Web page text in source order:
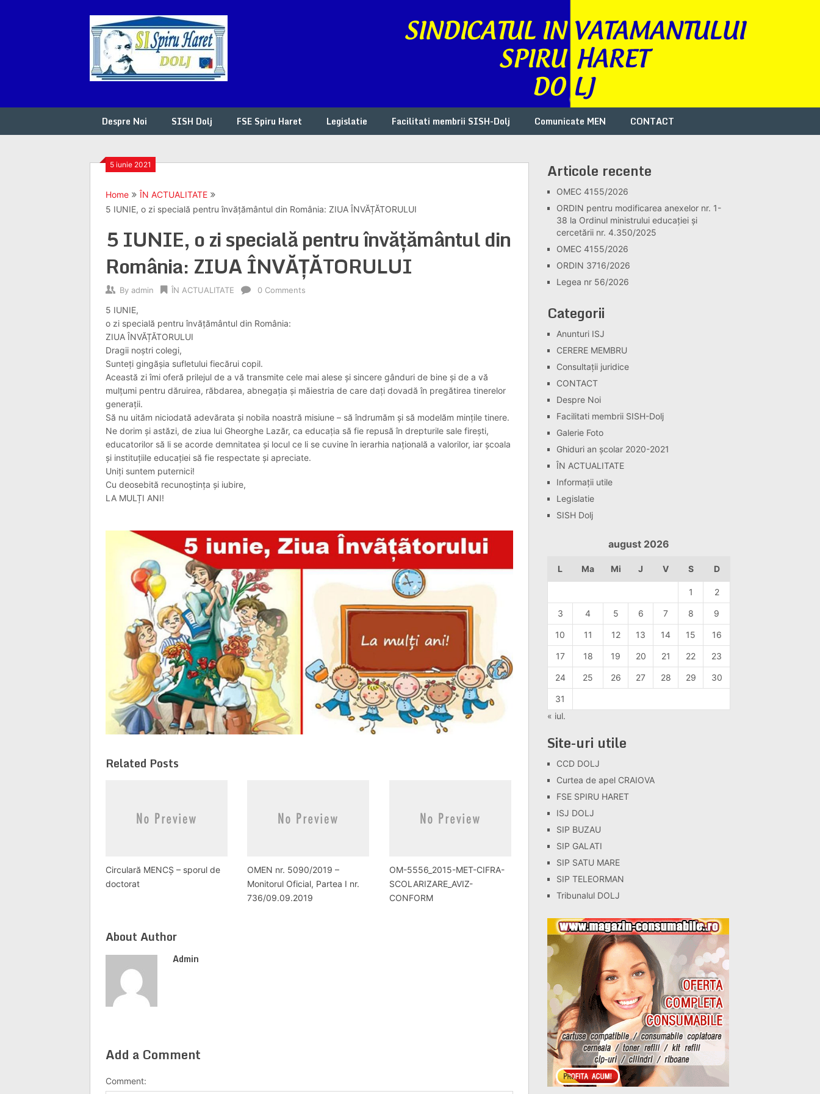
Despre Noi SISH Dolj FSE Spiru Haret Legislatie Facilitati membrii SISH-Dolj Comunicate MEN CONTACT
5 iunie 2021
Home
ÎN ACTUALITATE
5 IUNIE, o zi specială pentru învățământul din România: ZIUA ÎNVĂȚĂTORULUI
5 IUNIE, o zi specială pentru învățământul din
România: ZIUA ÎNVĂȚĂTORULUI
By admin ÎN ACTUALITATE 0 Comments
5 IUNIE,
o zi specială pentru învățământul din România:
ZIUA ÎNVĂȚĂTORULUI
Dragii noștri colegi,
Sunteți gingășia sufletului fiecărui copil.
Această zi îmi oferă prilejul de a vă transmite cele mai alese și sincere gânduri de bine și de a vă
mulțumi pentru dăruirea, răbdarea, abnegația și măiestria de care dați dovadă în pregătirea tinerelor
generații.
Să nu uităm niciodată adevărata și nobila noastră misiune – să îndrumăm şi să modelăm minţile tinere.
Ne dorim și astăzi, de ziua lui Gheorghe Lazăr, ca educaţia să fie repusă în drepturile sale fireşti,
educatorilor să li se acorde demnitatea şi locul ce li se cuvine în ierarhia naţională a valorilor, iar şcoala
şi instituţiile educaţiei să fie respectate și apreciate.
Uniți suntem puternici!
Cu deosebită recunoștința și iubire,
LA MULȚI ANI!
Related Posts
Circulară MENCȘ – sporul de
doctorat
OMEN nr. 5090/2019 –
Monitorul Oficial, Partea I nr.
736/09.09.2019
OM-5556_2015-MET-CIFRA-
SCOLARIZARE_AVIZ-
CONFORM
About Author
Admin
Add a Comment
Comment:
Articole recente
OMEC 4155/2026
ORDIN pentru modificarea anexelor nr. 1-
38 la Ordinul ministrului educației și
cercetării nr. 4.350/2025
OMEC 4155/2026
ORDIN 3716/2026
Legea nr 56/2026
Categorii
Anunturi ISJ
CERERE MEMBRU
Consultaţii juridice
CONTACT
Despre Noi
Facilitati membrii SISH-Dolj
Galerie Foto
Ghiduri an școlar 2020-2021
ÎN ACTUALITATE
Informaţii utile
Legislatie
SISH Dolj
august 2026
L Ma Mi J V S D
1 2
3 4 5 6 7 8 9
10 11 12 13 14 15 16
17 18 19 20 21 22 23
24 25 26 27 28 29 30
31
« iul.
Site-uri utile
CCD DOLJ
Curtea de apel CRAIOVA
FSE SPIRU HARET
ISJ DOLJ
SIP BUZAU
SIP GALATI
SIP SATU MARE
SIP TELEORMAN
Tribunalul DOLJ